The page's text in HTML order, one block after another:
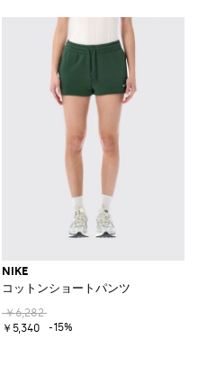
NIKE
コットンショートパンツ
￥6,282
￥5,340
-15%